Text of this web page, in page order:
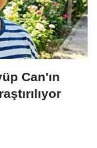
Can'ın